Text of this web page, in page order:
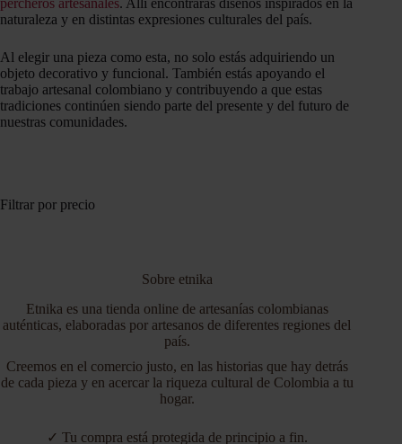
percheros artesanales. Allí encontrarás diseños inspirados en la
naturaleza y en distintas expresiones culturales del país.
Al elegir una pieza como esta, no solo estás adquiriendo un
objeto decorativo y funcional. También estás apoyando el
trabajo artesanal colombiano y contribuyendo a que estas
tradiciones continúen siendo parte del presente y del futuro de
nuestras comunidades.
Filtrar por precio
Sobre etnika
Etnika es una tienda online de artesanías colombianas
auténticas, elaboradas por artesanos de diferentes regiones del
país.
Creemos en el comercio justo, en las historias que hay detrás
de cada pieza y en acercar la riqueza cultural de Colombia a tu
hogar.
✓ Tu compra está protegida de principio a fin.